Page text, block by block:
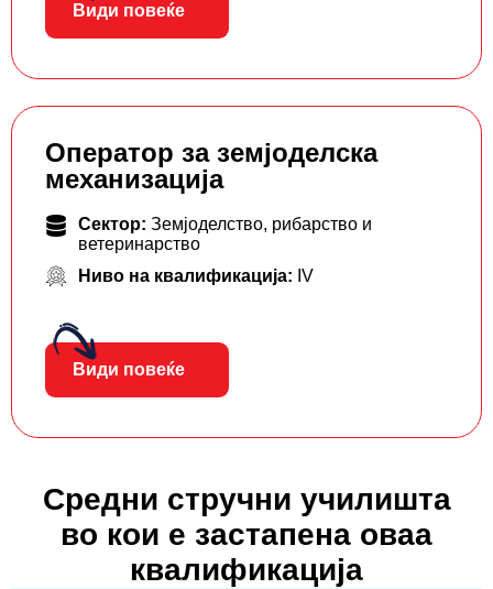
Види повеќе
Оператор за земјоделска
механизација
Сектор: Земјоделство, рибарство и
ветеринарство
Ниво на квалификација: IV
Види повеќе
Средни стручни училишта
во кои е застапена оваа
квалификација